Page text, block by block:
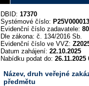
DBID: 17370
Systémové číslo:
Evidenční číslo zadavatele:
Dle zákona: č. 134/2016 Sb.
Evidenční číslo ve VVZ:
Datum zahájení: 22.10.2025
Nabídku podat do: 26.11.2025
Název, druh veřejné
předmětu